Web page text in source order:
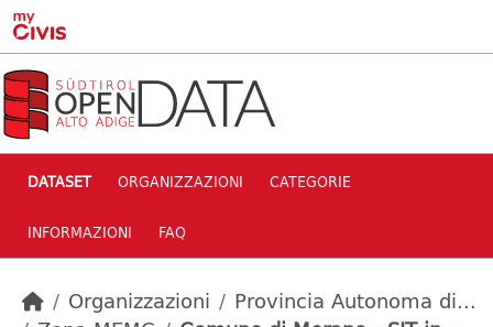
Skip to main content
DATASET ORGANIZZAZIONI CATEGORIE
INFORMAZIONI FAQ
Organizzazioni
Provincia Autonoma di...